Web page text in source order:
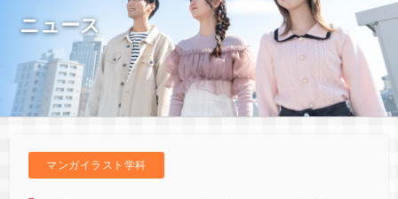
ニュース
マンガイラスト学科